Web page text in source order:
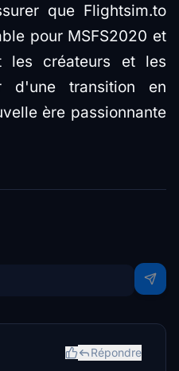
que Flightsim.to
pour MSFS2020 et
les créateurs et les
d'une transition en
ère passionnante
Répondre